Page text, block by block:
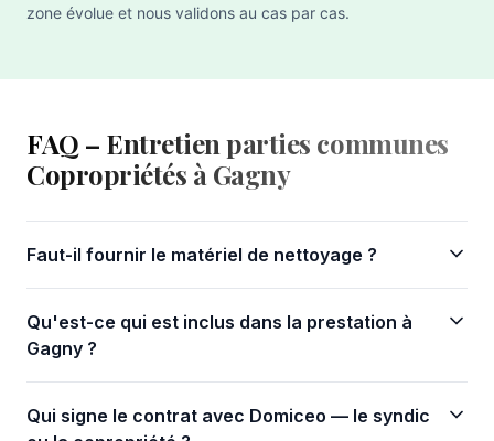
zone évolue et nous validons au cas par cas.
FAQ – Entretien parties communes
Copropriétés à Gagny
Faut-il fournir le matériel de nettoyage ?
Qu'est-ce qui est inclus dans la prestation à
Gagny ?
Qui signe le contrat avec Domiceo — le syndic